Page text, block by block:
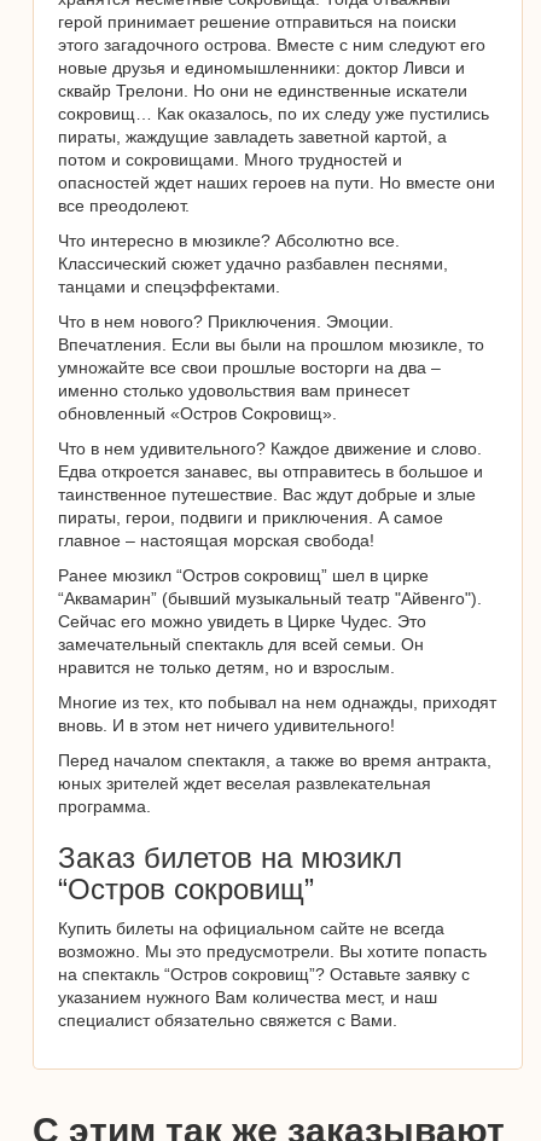
герой принимает решение отправиться на поиски
этого загадочного острова. Вместе с ним следуют его
новые друзья и единомышленники: доктор Ливси и
сквайр Трелони. Но они не единственные искатели
сокровищ… Как оказалось, по их следу уже пустились
пираты, жаждущие завладеть заветной картой, а
потом и сокровищами. Много трудностей и
опасностей ждет наших героев на пути. Но вместе они
все преодолеют.
Что интересно в мюзикле? Абсолютно все.
Классический сюжет удачно разбавлен песнями,
танцами и спецэффектами.
Что в нем нового? Приключения. Эмоции.
Впечатления. Если вы были на прошлом мюзикле, то
умножайте все свои прошлые восторги на два –
именно столько удовольствия вам принесет
обновленный «Остров Сокровищ».
Что в нем удивительного? Каждое движение и слово.
Едва откроется занавес, вы отправитесь в большое и
таинственное путешествие. Вас ждут добрые и злые
пираты, герои, подвиги и приключения. А самое
главное – настоящая морская свобода!
Ранее мюзикл “Остров сокровищ” шел в цирке
“Аквамарин” (бывший музыкальный театр "Айвенго").
Сейчас его можно увидеть в Цирке Чудес. Это
замечательный спектакль для всей семьи. Он
нравится не только детям, но и взрослым.
Многие из тех, кто побывал на нем однажды, приходят
вновь. И в этом нет ничего удивительного!
Перед началом спектакля, а также во время антракта,
юных зрителей ждет веселая развлекательная
программа.
Заказ билетов на мюзикл
“Остров сокровищ”
Купить билеты на официальном сайте не всегда
возможно. Мы это предусмотрели. Вы хотите попасть
на спектакль “Остров сокровищ”? Оставьте заявку с
указанием нужного Вам количества мест, и наш
специалист обязательно свяжется с Вами.
С этим так же заказывают